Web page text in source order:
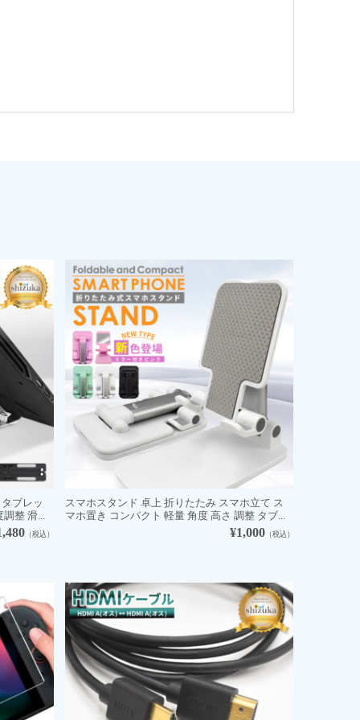
ブレッ
調整 滑...
（税込）
スマホスタンド 卓上 折りたたみ スマホ立て ス
マホ置き コンパクト 軽量 角度 高さ 調整 タブ...
¥1,000（税込）